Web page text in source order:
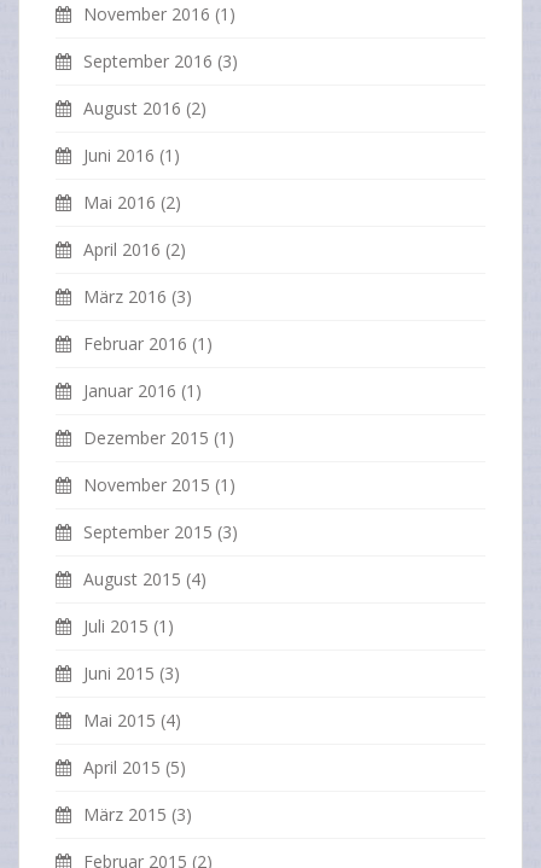
November 2016 (1)
September 2016 (3)
August 2016 (2)
Juni 2016 (1)
Mai 2016 (2)
April 2016 (2)
März 2016 (3)
Februar 2016 (1)
Januar 2016 (1)
Dezember 2015 (1)
November 2015 (1)
September 2015 (3)
August 2015 (4)
Juli 2015 (1)
Juni 2015 (3)
Mai 2015 (4)
April 2015 (5)
März 2015 (3)
Februar 2015 (2)